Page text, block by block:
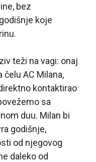
bez
koje
teži na vagi: onaj
čelu AC Milana,
kontaktirao
sa
duu. Milan bi
godišnje,
od njegovog
daleko od